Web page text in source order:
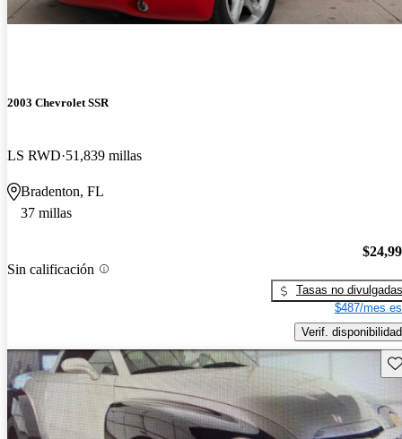
2003 Chevrolet SSR
LS RWD 51,839 millas
Bradenton, FL
37 millas
Sin calificación
Tasas no divulgadas
$487/mes
Verif. disponibilidad